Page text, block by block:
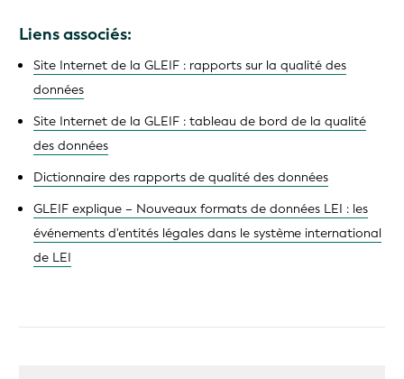
Liens associés:
Site Internet de la GLEIF : rapports sur la qualité des
données
Site Internet de la GLEIF : tableau de bord de la qualité
des données
Dictionnaire des rapports de qualité des données
GLEIF explique – Nouveaux formats de données LEI : les
événements d'entités légales dans le système international
de LEI